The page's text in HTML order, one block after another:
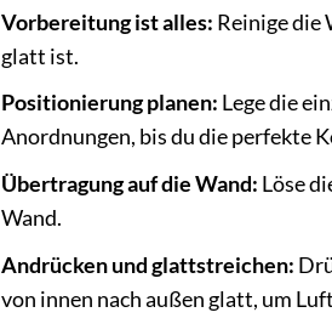
Vorbereitung ist alles: Reinige die
glatt ist.
Positionierung planen: Lege die
Anordnungen, bis du die perfekte
Übertragung auf die Wand: Löse
Wand.
Andrücken und glattstreichen:
von innen nach außen glatt, um